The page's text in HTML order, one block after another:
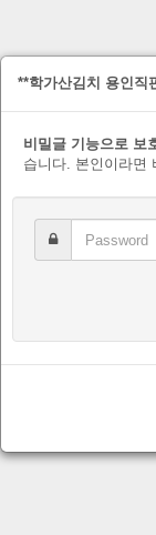
**학가산김치 용인직
비밀글 기능으로 보
습니다. 본인이라면